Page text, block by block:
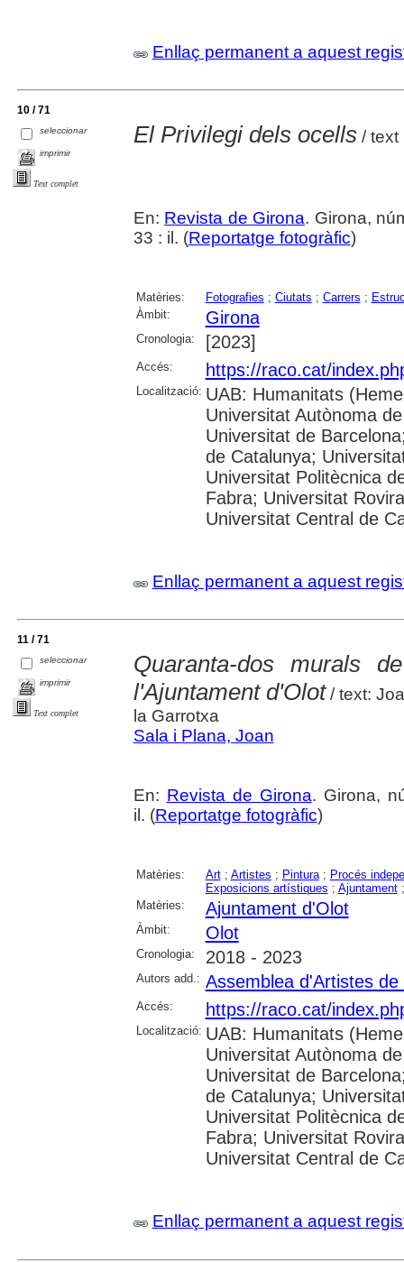
Enllaç permanent a aquest
10 / 71
seleccionar
imprimir
Text complet
El Privilegi dels ocells/ text
En: Revista de Girona. Girona,
33 : il. (Reportatge fotogràfic)
Matèries: Fotografies ; Ciutats ; Carrers ;
Àmbit:
Girona
Cronologia: [2023]
Accés: https://raco.cat/
Localització: UAB: Humanitats
Universitat Autònoma
Universitat de
de Catalunya;
Universitat Politècnica
Fabra; Universitat
Universitat Central de
Enllaç permanent a aquest
11 / 71
seleccionar
imprimir
Text complet
Quaranta-dos murals
l'Ajuntament d'Olot/ text:
la Garrotxa
Sala i Plana, Joan
En: Revista de Girona. Girona,
il. (Reportatge fotogràfic)
Matèries: Art; Artistes ; Pintura; Procés
Exposicions artístiques ; Ajuntament
Matèries:
Ajuntament d'Olot
Àmbit: Olot
Cronologia: 2018 - 2023
Autors add.: Assemblea d'Artistes
Accés: https://raco.cat/
Localització: UAB: Humanitats
Universitat Autònoma
Universitat de
de Catalunya;
Universitat Politècnica
Fabra; Universitat
Universitat Central de
Enllaç permanent a aquest